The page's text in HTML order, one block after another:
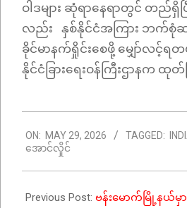
ဝါဒများ ဆုံရာနေရာတွင် တည်ရှိ
လည်း နှစ်နိုင်ငံအကြား ဘက်စုံ
ခိုင်မာနက်ရှိုင်းစေဖို့ မျှော်လင့်
နိုင်ငံခြားရေးဝန်ကြီးဌာနက ထု
05-
29
ON: MAY 29, 2026 TAGGED:
အောင်လှိုင်
Previous Post: ဗန်းမောက်မြို့နယ်မှ